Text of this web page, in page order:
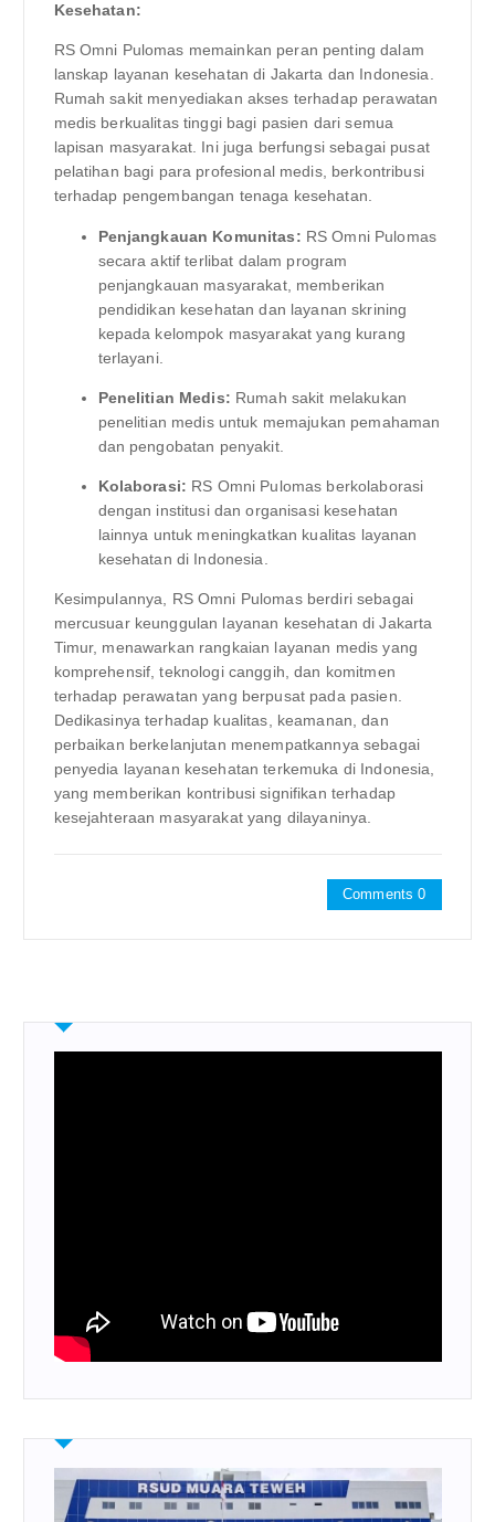
Kesehatan:
RS Omni Pulomas memainkan peran penting dalam
lanskap layanan kesehatan di Jakarta dan Indonesia.
Rumah sakit menyediakan akses terhadap perawatan
medis berkualitas tinggi bagi pasien dari semua
lapisan masyarakat. Ini juga berfungsi sebagai pusat
pelatihan bagi para profesional medis, berkontribusi
terhadap pengembangan tenaga kesehatan.
Penjangkauan Komunitas: RS Omni Pulomas
secara aktif terlibat dalam program
penjangkauan masyarakat, memberikan
pendidikan kesehatan dan layanan skrining
kepada kelompok masyarakat yang kurang
terlayani.
Penelitian Medis: Rumah sakit melakukan
penelitian medis untuk memajukan pemahaman
dan pengobatan penyakit.
Kolaborasi: RS Omni Pulomas berkolaborasi
dengan institusi dan organisasi kesehatan
lainnya untuk meningkatkan kualitas layanan
kesehatan di Indonesia.
Kesimpulannya, RS Omni Pulomas berdiri sebagai
mercusuar keunggulan layanan kesehatan di Jakarta
Timur, menawarkan rangkaian layanan medis yang
komprehensif, teknologi canggih, dan komitmen
terhadap perawatan yang berpusat pada pasien.
Dedikasinya terhadap kualitas, keamanan, dan
perbaikan berkelanjutan menempatkannya sebagai
penyedia layanan kesehatan terkemuka di Indonesia,
yang memberikan kontribusi signifikan terhadap
kesejahteraan masyarakat yang dilayaninya.
Comments 0